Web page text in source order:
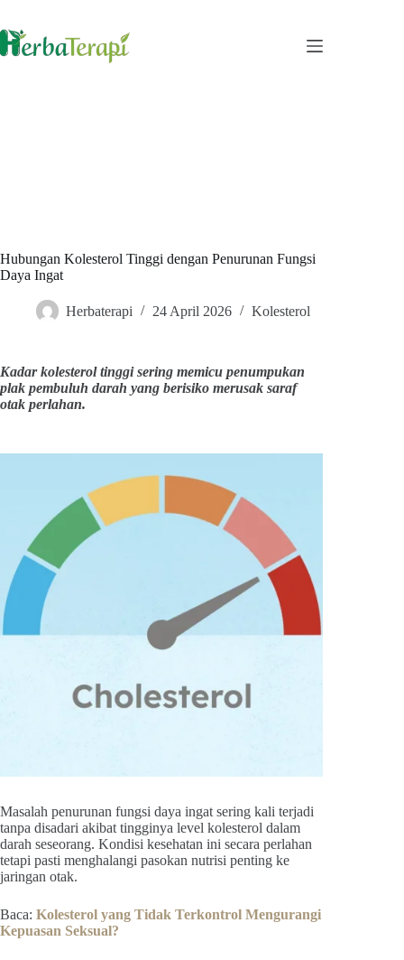
content
Hubungan Kolesterol Tinggi dengan Penurunan Fungsi
Daya Ingat
Herbaterapi 24 April 2026 Kolesterol
Kadar kolesterol tinggi sering memicu penumpukan
plak pembuluh darah yang berisiko merusak saraf
otak perlahan.
Masalah penurunan fungsi daya ingat sering kali terjadi
tanpa disadari akibat tingginya level kolesterol dalam
darah seseorang. Kondisi kesehatan ini secara perlahan
tetapi pasti menghalangi pasokan nutrisi penting ke
jaringan otak.
Baca: Kolesterol yang Tidak Terkontrol Mengurangi
Kepuasan Seksual?